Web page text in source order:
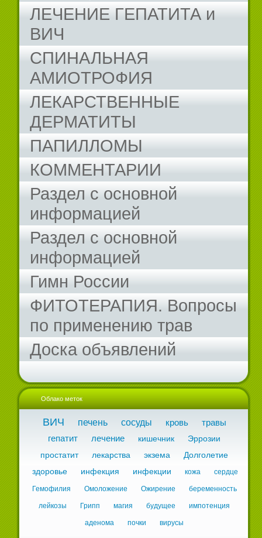
ЛЕЧЕНИЕ ГЕПАТИТА и
ВИЧ
СПИНАЛЬНАЯ
АМИОТРОФИЯ
ЛЕКАРСТВЕННЫЕ
ДЕРМАТИТЫ
ПАПИЛЛОМЫ
КОММЕНТАРИИ
Раздел с основной
информацией
Раздел с основной
информацией
Гимн России
ФИТОТЕРАПИЯ. Вопросы
по применению трав
Доска объявлений
Облако меток
ВИЧ печень сосуды кровь
травы
гепатит
лечение кишечник
Эррозии
простатит
лекарства экзема
Долголетие
здоровье
инфекция инфекции кожа сердце
Гемофилия Омоложение Ожирение беременность
лейкозы Грипп магия будущее импотенция
аденома почки вирусы